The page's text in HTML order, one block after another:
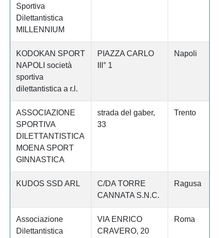
Sportiva
Dilettantistica
MILLENNIUM
KODOKAN SPORT
NAPOLI società
sportiva
dilettantistica a r.l.
PIAZZA CARLO
III° 1
Napoli
ASSOCIAZIONE
SPORTIVA
DILETTANTISTICA
MOENA SPORT
GINNASTICA
strada del gaber,
33
Trento
KUDOS SSD ARL
C/DA TORRE
CANNATA S.N.C.
Ragusa
Associazione
Dilettantistica
VIA ENRICO
CRAVERO, 20
Roma